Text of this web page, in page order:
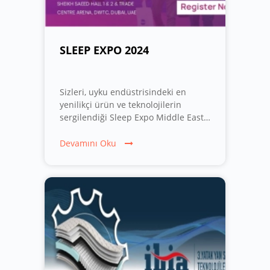
SLEEP EXPO 2024
Sizleri, uyku endüstrisindeki en
yenilikçi ürün ve teknolojilerin
sergilendiği Sleep Expo Middle East
mutluluk duyuyoruz! Bu prestijli
araya getirerek, uyku kalitesini
artıracak çözümler ve en son
yeniliklerle tanışma fırsatı sunuyo
Devamını Oku